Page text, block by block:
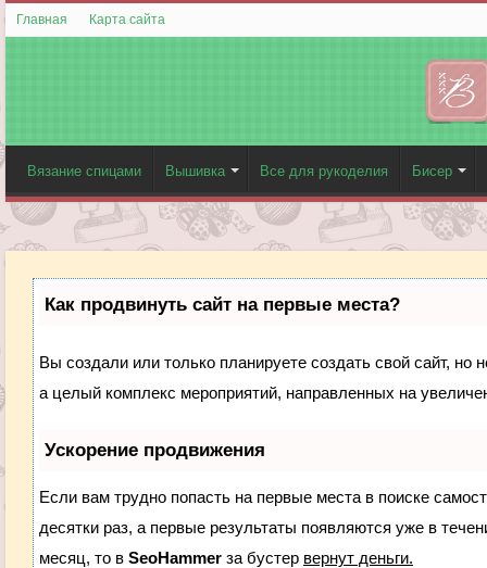
Главная Карта сайта
Вязание спицами Вышивка Все для рукоделия Бисер
Как продвинуть сайт на первые места?
Вы создали или только планируете создать свой сайт, но
а целый комплекс мероприятий, направленных на
Ускорение продвижения
Если вам трудно попасть на первые места в поиске
десятки раз, а первые результаты появляются уже в
месяц, то в SeoHammerза бустер вернут деньги.